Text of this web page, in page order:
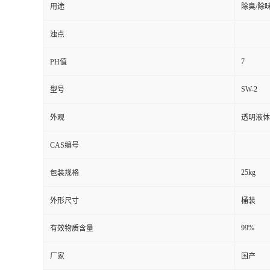
用途 除臭/除
浊点
PH值 7
型号 SW-2
外观 透明液体
CAS编号
包装规格 25kg
外形尺寸 桶装
有效物质含量 99%
厂家 国产